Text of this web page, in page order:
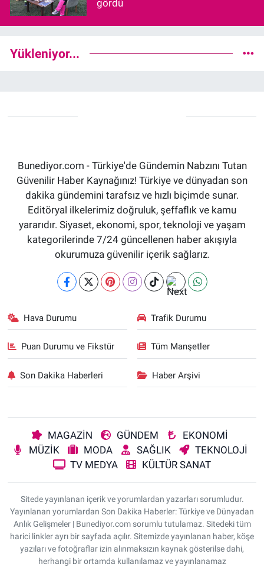
gördü
Yükleniyor...
Bunediyor.com - Türkiye'de Gündemin Nabzını Tutan
Güvenilir Haber Kaynağınız! Türkiye ve dünyadan son
dakika gündemini tarafsız ve hızlı biçimde sunar.
Editöryal ilkelerimiz doğruluk, şeffaflık ve kamu
yararıdır. Siyaset, ekonomi, spor, teknoloji ve yaşam
kategorilerinde 7/24 güncellenen haber akışıyla
okurumuza güvenilir içerik sağlarız.
Hava Durumu Trafik Durumu
Puan Durumu ve Fikstür Tüm Manşetler
Son Dakika Haberleri Haber Arşivi
MAGAZİN GÜNDEM
EKONOMİ
MÜZİK
MODA SAĞLIK
TEKNOLOJİ
TV MEDYA
KÜLTÜR SANAT
Sitede yayınlanan içerik ve yorumlardan yazarları sorumludur.
Yayınlanan yorumlardan Son Dakika Haberler: Türkiye ve Dünyadan
Anlık Gelişmeler | Bunediyor.com sorumlu tutulamaz. Sitedeki tüm
harici linkler ayrı bir sayfada açılır. Sitemizde yayınlanan haber, köşe
yazıları ve fotoğraflar izin alınmaksızın kaynak gösterilse dahi,
herhangi bir ortamda kullanılamaz ve yayınlanamaz